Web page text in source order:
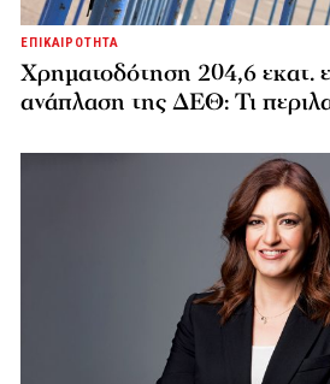
ΕΠΙΚΑΙΡΟΤΗΤΑ
Χρηματοδότηση 204,6 εκατ.
ανάπλαση της ΔΕΘ: Τι